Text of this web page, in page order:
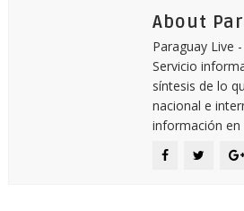
About
Paraguay Live
Servicio
síntesis de lo
nacional e
información en